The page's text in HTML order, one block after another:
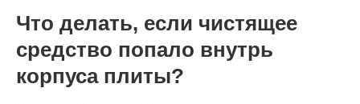
Что делать, если чистящее
средство попало внутрь
корпуса плиты?
Согласие на обработку
персональных данных
Документы